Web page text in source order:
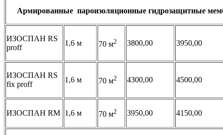
Армированные пароизоляционные гидрозащитные
ИЗОСПАН RS
proff
1,6 м 70 м2 3800,00 3950,00
ИЗОСПАН RS
fix proff
1,6 м 70 м2 4300,00 4500,00
ИЗОСПАН RM 1,6 м 70 м2 3950,00 4150,00